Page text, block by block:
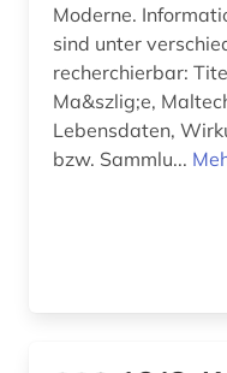
brückenbau (1)
brüssel (1)
Moderne.
sind unter
recherchierbar:
Ma&szlig;e,
Lebensdaten,
bzw. Sammlu...